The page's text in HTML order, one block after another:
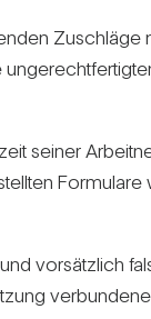
seiner
vor­sätz­lich